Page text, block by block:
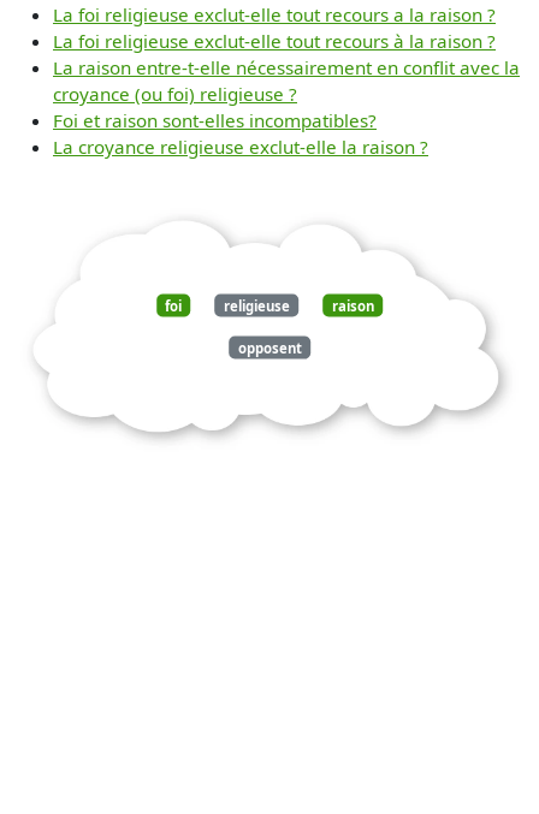
La foi religieuse exclut-elle tout recours a la raison ?
La foi religieuse exclut-elle tout recours à la raison ?
La raison entre-t-elle nécessairement en conflit avec la
croyance (ou foi) religieuse ?
Foi et raison sont-elles incompatibles?
La croyance religieuse exclut-elle la raison ?
foi religieuse raison
opposent